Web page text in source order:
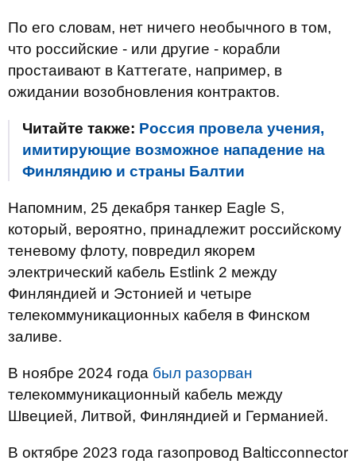
По его словам, нет ничего необычного в том,
что российские - или другие - корабли
простаивают в Каттегате, например, в
ожидании возобновления контрактов.
Читайте также: Россия провела учения,
имитирующие возможное нападение на
Финляндию и страны Балтии
Напомним, 25 декабря танкер Eagle S,
который, вероятно, принадлежит российскому
теневому флоту, повредил якорем
электрический кабель Estlink 2 между
Финляндией и Эстонией и четыре
телекоммуникационных кабеля в Финском
заливе.
В ноябре 2024 года был разорван
телекоммуникационный кабель между
Швецией, Литвой, Финляндией и Германией.
В октябре 2023 года газопровод Balticconnector